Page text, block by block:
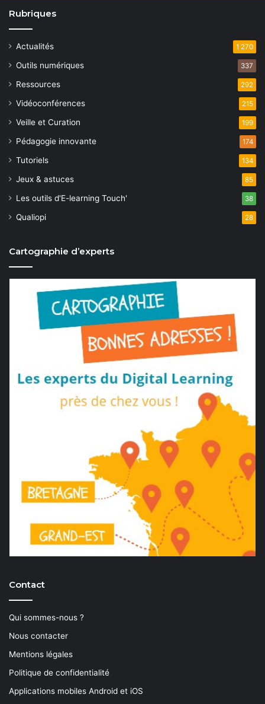
Rubriques
Actualités 1 270
Outils numériques 337
Ressources 292
Vidéoconférences 215
Veille et Curation 199
Pédagogie innovante 174
Tutoriels 134
Jeux & astuces 85
Les outils d'E-learning Touch' 38
Qualiopi 28
Cartographie d’experts
Contact
Qui sommes-nous ?
Nous contacter
Mentions légales
Politique de confidentialité
Applications mobiles Android et iOS